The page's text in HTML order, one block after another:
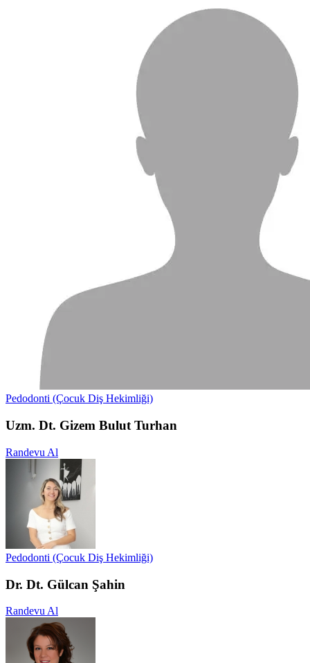
Pedodonti (Çocuk Diş Hekimliği)
Uzm. Dt. Gizem Bulut Turhan
Randevu Al
Pedodonti (Çocuk Diş Hekimliği)
Dr. Dt. Gülcan Şahin
Randevu Al